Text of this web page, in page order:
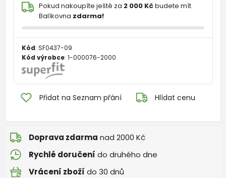
Pokud nakoupíte ještě za 2 000 Kčbudete mít
Balíkovna zdarma!
Kód: SF0437-09
Kód výrobce: 1-000076-2000
Přidat na Seznam přání Hlídat cenu
Doprava zdarma nad 2000 Kč
Rychlé doručení do druhého dne
Vrácení zboží do 30 dnů